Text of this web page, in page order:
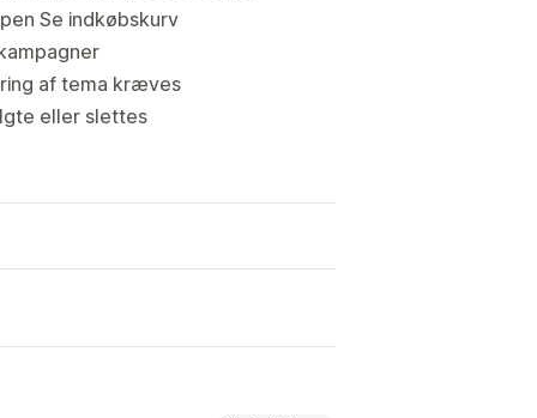
Se indkøbskurv
af tema kræves
eller slettes